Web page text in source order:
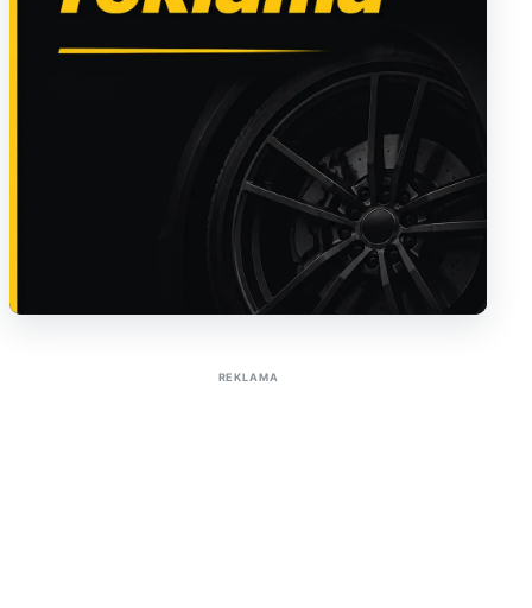
REKLAMA